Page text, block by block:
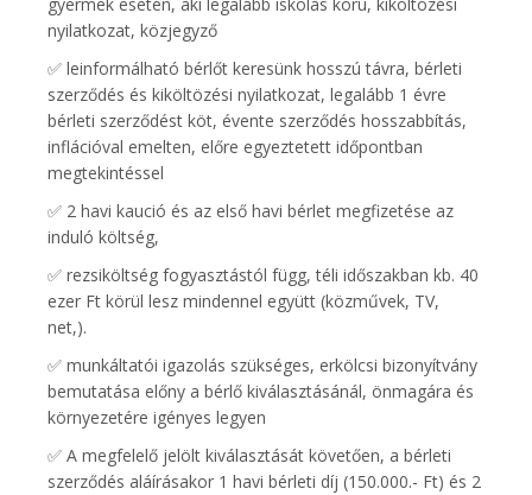
nyilatkozat, közjegyző
✅️ leinformálható bérlőt keresünk hosszú távra, bérleti
szerződés és kiköltözési nyilatkozat, legalább 1 évre
bérleti szerződést köt, évente szerződés hosszabbítás,
inflációval emelten, előre egyeztetett időpontban
megtekintéssel
✅️ 2 havi kaució és az első havi bérlet megfizetése az
induló költség,
✅️ rezsiköltség fogyasztástól függ, téli időszakban kb. 40
ezer Ft körül lesz mindennel együtt (közművek, TV,
net,).
✅️ munkáltatói igazolás szükséges, erkölcsi bizonyítvány
bemutatása előny a bérlő kiválasztásánál, önmagára és
környezetére igényes legyen
✅ A megfelelő jelölt kiválasztását követően, a bérleti
szerződés aláírásakor 1 havi bérleti díj (150.000.- Ft) és 2